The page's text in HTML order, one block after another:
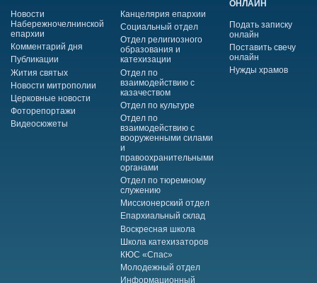
Новости
Набережночелнинской
епархии
Комментарий дня
Публикации
Жития святых
Новости митрополии
Церковные новости
Фоторепортажи
Видеосюжеты
Канцелярия епархии
Социальный отдел
Отдел религиозного
образования и
катехизации
Отдел по
взаимодействию с
казачеством
Отдел по культуре
Отдел по
взаимодействию с
вооруженными силами
и
правоохранительными
органами
Отдел по тюремному
служению
Миссионерский отдел
Епархиальный склад
Воскресная школа
Школа катехизаторов
КЮС «Спас»
Молодежный отдел
Информационный
ОНЛАЙН
Подать записку
онлайн
Поставить свечу
онлайн
Нужды храмов